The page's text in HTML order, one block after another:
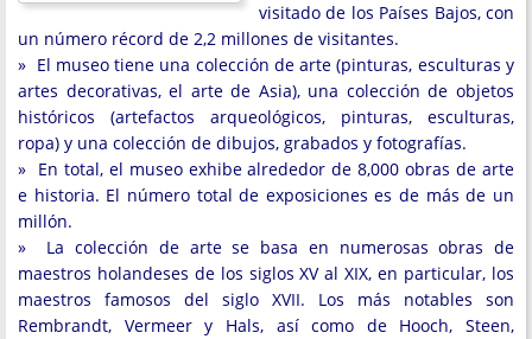
visitado de los Países Bajos, con
un número récord de 2,2 millones de visitantes.
» El museo tiene una colección de arte (pinturas, esculturas y
artes decorativas, el arte de Asia), una colección de objetos
históricos (artefactos arqueológicos, pinturas, esculturas,
ropa) y una colección de dibujos, grabados y fotografías.
» En total, el museo exhibe alrededor de 8,000 obras de arte
e historia. El número total de exposiciones es de más de un
millón.
» La colección de arte se basa en numerosas obras de
maestros holandeses de los siglos XV al XIX, en particular, los
maestros famosos del siglo XVII. Los más notables son
Rembrandt, Vermeer y Hals, así como de Hooch, Steen,